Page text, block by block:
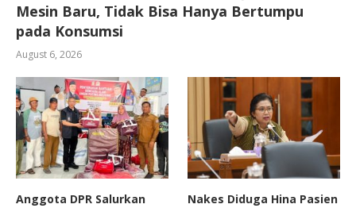
Mesin Baru, Tidak Bisa Hanya Bertumpu
pada Konsumsi
August 6, 2026
Anggota DPR Salurkan
Nakes Diduga Hina Pasien